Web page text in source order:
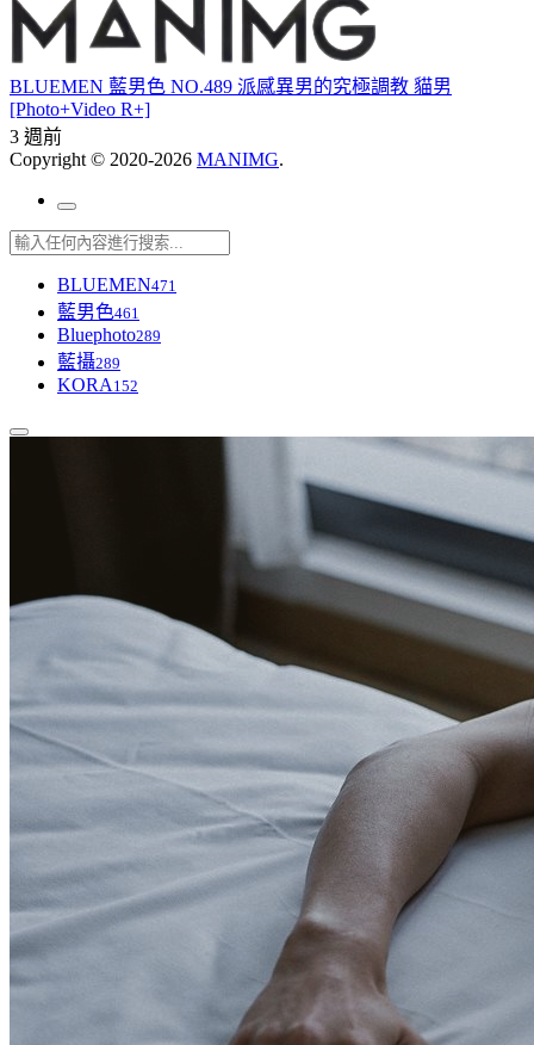
BLUEMEN 藍男色 NO.489 派感異男的究極調教 貓男
[Photo+Video R+]
3 週前
Copyright © 2020-2026 MANIMG.
BLUEMEN471
藍男色461
Bluephoto289
藍攝289
KORA 152